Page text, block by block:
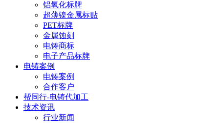
铝氧化标牌
超薄镍金属标贴
PET标牌
金属蚀刻
电铸商标
电子产品标牌
电铸案例
电铸案例
合作客户
帮同行-电铸代加工
技术资讯
行业新闻